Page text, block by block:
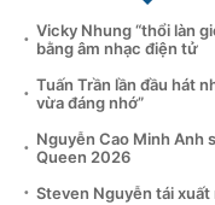
Vicky Nhung “thổi làn
bằng âm nhạc điện tử
Tuấn Trần lần đầu hát
vừa đáng nhớ”
Nguyễn Cao Minh Anh
Queen 2026
Steven Nguyễn tái xuất